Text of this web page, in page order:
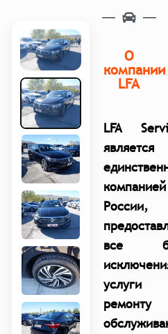
О
компании
LFA
LFA
является
России,
все
услуги